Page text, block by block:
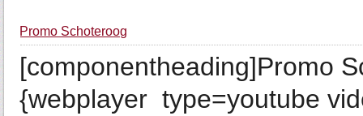
Promo Schoteroog
[componentheading]Promo
{webplayer type=youtube